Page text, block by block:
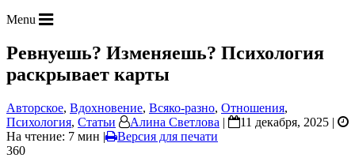
Menu
Ревнуешь? Изменяешь? Психология
раскрывает карты
Авторское, Вдохновение, Всяко-разно, Отношения,
Психология, Статьи Алина Светлова |
11 декабря, 2025 |
На чтение: 7 мин |
Версия для печати
360